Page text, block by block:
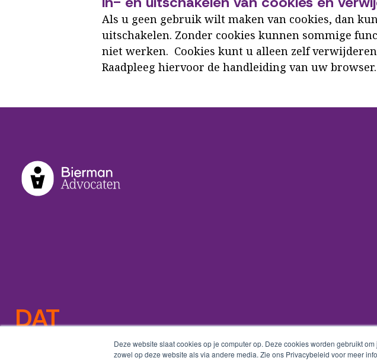
Deze website slaat cookies op je computer op. Deze cookies worden gebruikt
zowel op deze website als via andere media. Zie ons Privacybeleid voor meer
Als u geen gebruik wilt maken van cookies, dan
uitschakelen. Zonder cookies kunnen sommige
niet werken. Cookies kunt u alleen zelf
Raadpleeg hiervoor de handleiding van uw browser.
DAT
VERANDERT